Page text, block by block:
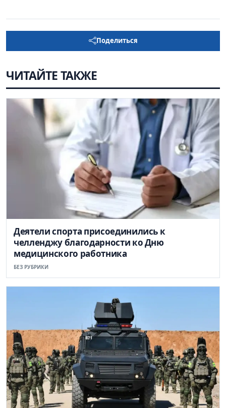
Поделиться
ЧИТАЙТЕ ТАКЖЕ
Деятели спорта присоединились к
челленджу благодарности ко Дню
медицинского работника
БЕЗ РУБРИКИ